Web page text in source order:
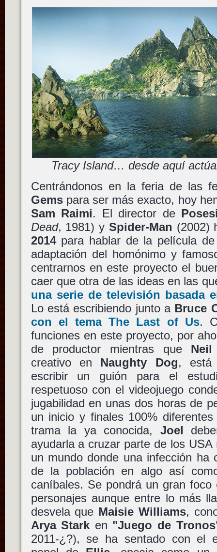
Tracy Island… desde aquí
Centrándonos en la feria de las
Gemspara ser más exacto, hoy
Sam Raimi. El director de
Dead, 1981) y Spider-Man (2002)
2014para hablar de la película
adaptación del homónimo y
centrarnos en este proyecto el
caer que otra de las ideas en las
una serie de televisión basada
Lo está escribiendo junto a Bruce
con el temaThe Last of Us.
funciones en este proyecto, por
de productor mientras que Neil
creativo en Naughty Dog, está
escribir un guión para el
respetuoso con el videojuego
jugabilidad en unas dos horas de
un inicio y finales 100%
trama la ya conocida, Joel
ayudarla a cruzar parte de los
un mundo donde una infección ha
de la población en algo así
caníbales. Se pondrá un gran
personajes aunque entre lo más
desvela que Maisie Williams,
Arya Stark en "Juego de
2011-¿?), se ha sentado con el